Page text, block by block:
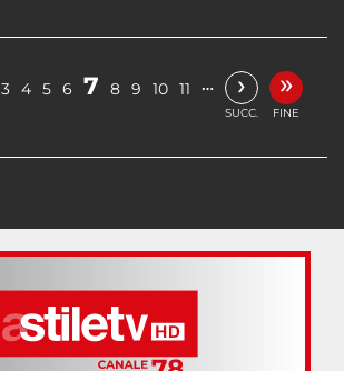
3 4 5 6 7 8 9 10 11 … ›
SUCC.
»
FINE